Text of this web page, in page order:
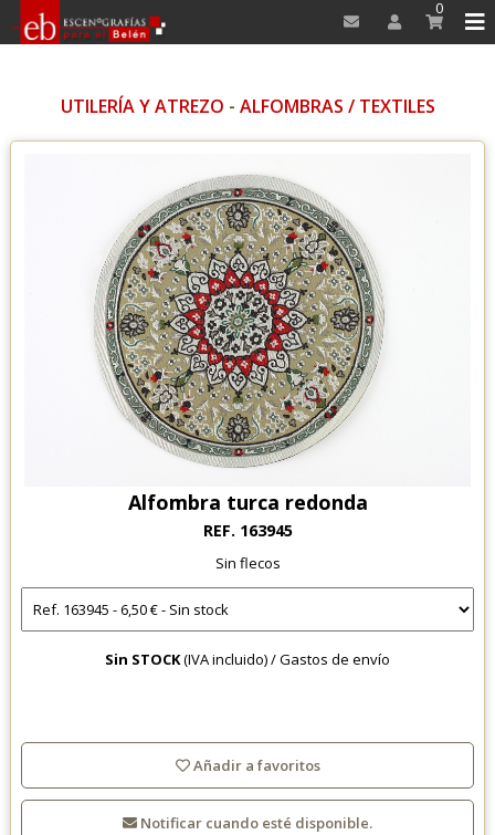
0
UTILERÍA Y ATREZO - ALFOMBRAS / TEXTILES
Alfombra turca redonda
REF. 163945
Sin flecos
Sin STOCK(IVA incluido) /Gastos de envío
Añadir a favoritos
Notificar cuando esté disponible.